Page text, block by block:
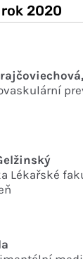
2020
Lékařské